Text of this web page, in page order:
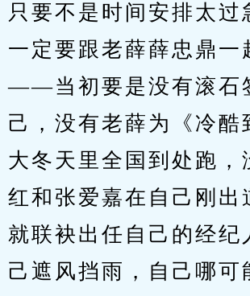
只要不是时间安排太过
一定要跟老薛薛忠鼎一
——当初要是没有滚石
己，没有老薛为《冷酷
大冬天里全国到处跑，
红和张爱嘉在自己刚出
就联袂出任自己的经纪
己遮风挡雨，自己哪可